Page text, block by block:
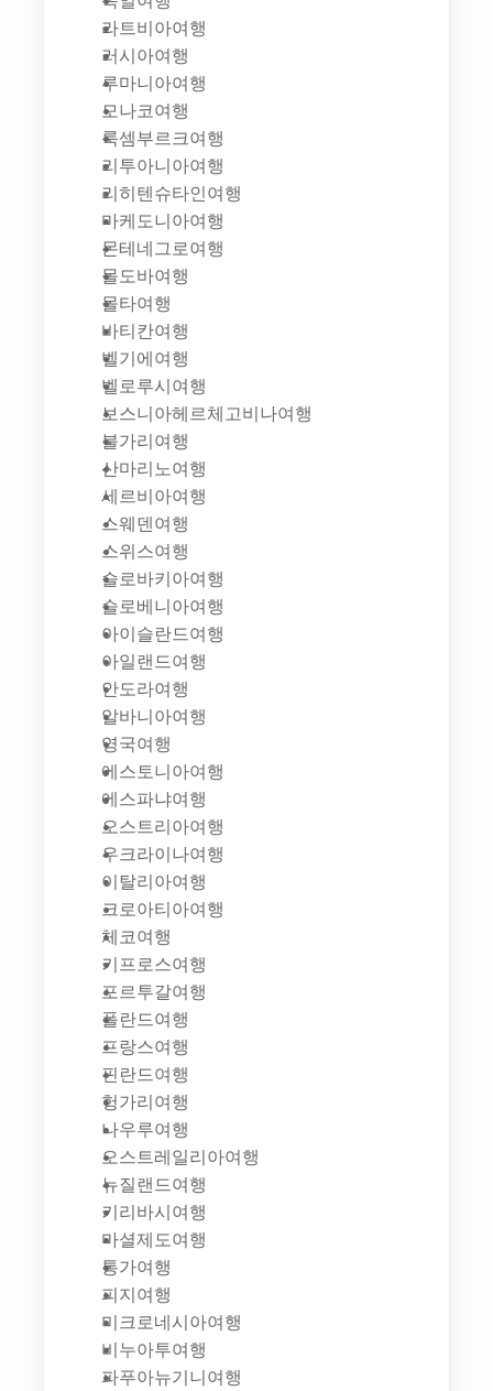
라트비아여행
러시아여행
루마니아여행
모나코여행
룩셈부르크여행
리투아니아여행
리히텐슈타인여행
마케도니아여행
몬테네그로여행
몰도바여행
몰타여행
바티칸여행
벨기에여행
벨로루시여행
보스니아헤르체고비나여행
불가리여행
산마리노여행
세르비아여행
스웨덴여행
스위스여행
슬로바키아여행
슬로베니아여행
아이슬란드여행
아일랜드여행
안도라여행
알바니아여행
영국여행
에스토니아여행
에스파냐여행
오스트리아여행
우크라이나여행
이탈리아여행
크로아티아여행
체코여행
키프로스여행
포르투갈여행
폴란드여행
프랑스여행
핀란드여행
헝가리여행
나우루여행
오스트레일리아여행
뉴질랜드여행
키리바시여행
마셜제도여행
통가여행
피지여행
미크로네시아여행
비누아투여행
파푸아뉴기니여행